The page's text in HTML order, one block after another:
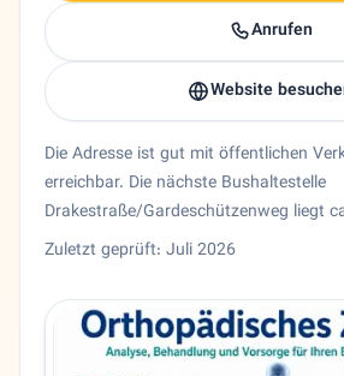
Anrufen
Website
Die Adresse ist gut mit öffentlichen
erreichbar. Die nächste Bushaltestelle
Drakestraße/Gardeschützenweg liegt
Zuletzt geprüft: Juli 2026
Orthopädie Dr. Davoud
Bundesland